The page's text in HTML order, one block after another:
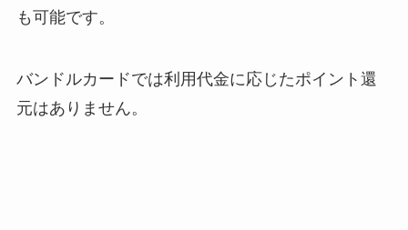
も可能です。
バンドルカードでは利用代金に応じたポイント還
元はありません。